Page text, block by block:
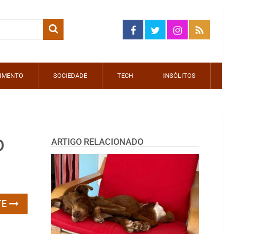
SOCIEDADE TECH INSÓLITOS
ARTIGO RELACIONADO